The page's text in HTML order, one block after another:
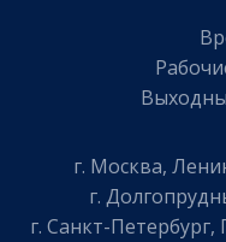
г. Москва,
г.
г. Санкт-